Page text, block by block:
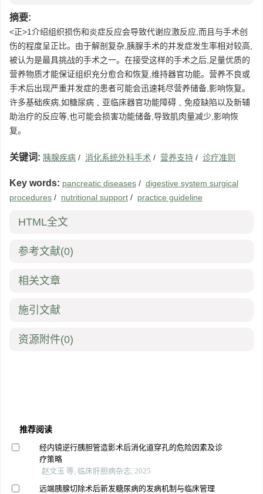
摘要:
<正>1介绍组织损伤和炎症反应会导致代谢应激反应,而且与手术创
伤的程度呈正比。由于解剖复杂,胰腺手术的并发症发生率相对较高,
被认为是最具挑战的手术之一。在接受这样的手术之后,足量优质的
营养物质才能保证组织充分愈合和恢复,维持器官功能。营养不良或
手术后出现严重并发症的患者可能会迅速耗尽营养储备,影响恢复。
许多基础疾病,如糖尿病﹑亚临床器官功能障碍﹑免疫缺陷以及新辅
助治疗的反应等,也可能会损害功能储备,导致肌肉量减少,影响恢
复。
关键词: 胰腺疾病 / 消化系统外科手术 / 营养支持 / 诊疗准则
Key words: pancreatic diseases / digestive system surgical
procedures / nutritional support / practice guideline
HTML全文
参考文献(0)
相关文章
施引文献
资源附件(0)
推荐阅读
经内镜逆行胰胆管造影术后消化道穿孔的危险因素及诊
疗策略
赵文玉 等, 临床肝胆病杂志, 2025
远端胰腺切除术后新发糖尿病的发病机制与临床管理